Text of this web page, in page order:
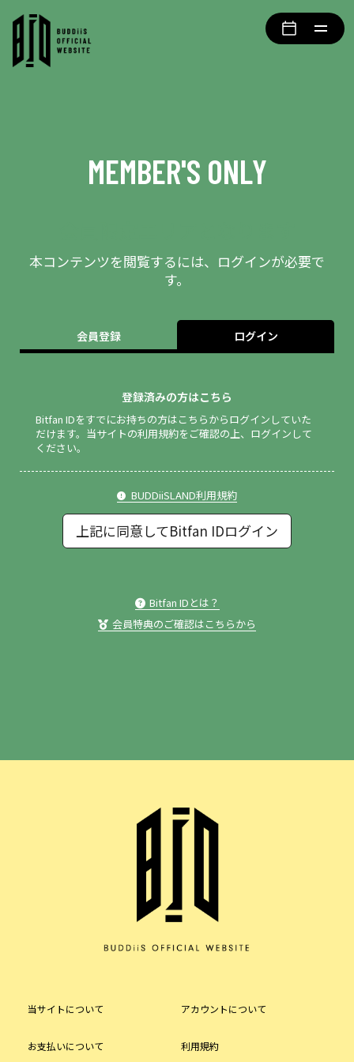
MEMBER'S ONLY
本コンテンツを閲覧するには、ログインが必要で
す。
会員登録 ログイン
登録済みの方はこちら
Bitfan IDをすでにお持ちの方はこちらからログインしていた
だけます。 当サイトの利用規約をご確認の上、ログインして
ください。
BUDDiiSLAND利用規約
上記に同意してBitfan IDログイン
Bitfan IDとは？
会員特典のご確認はこちらから
当サイトについて アカウントについて
お支払いについて 利用規約